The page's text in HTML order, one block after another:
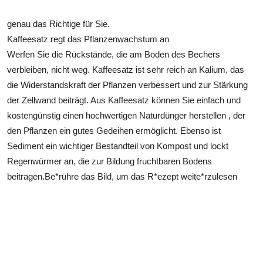
genau das Richtige für Sie.
Kaffeesatz regt das Pflanzenwachstum an
Werfen Sie die Rückstände, die am Boden des Bechers
verbleiben, nicht weg. Kaffeesatz ist sehr reich an Kalium, das
die Widerstandskraft der Pflanzen verbessert und zur Stärkung
der Zellwand beiträgt. Aus Kaffeesatz können Sie einfach und
kostengünstig einen hochwertigen Naturdünger herstellen , der
den Pflanzen ein gutes Gedeihen ermöglicht. Ebenso ist
Sediment ein wichtiger Bestandteil von Kompost und lockt
Regenwürmer an, die zur Bildung fruchtbaren Bodens
beitragen.Be*rühre das Bild, um das R*ezept weite*rzulesen